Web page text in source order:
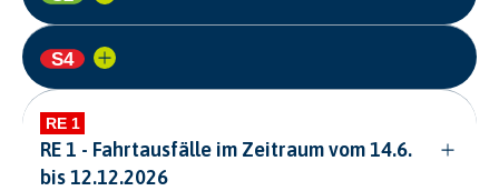
RE 1 - Fahrtausfälle im Zeitraum vom 14.6.
bis 12.12.2026